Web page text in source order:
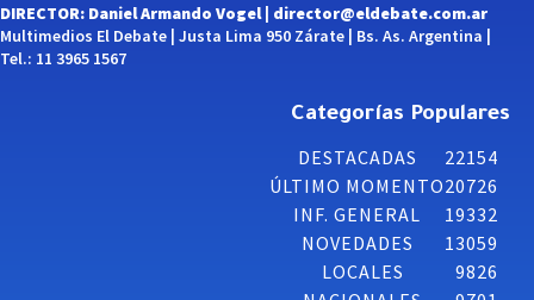
DIRECTOR: Daniel Armando Vogel | director@eldebate.com.ar
Multimedios El Debate | Justa Lima 950 Zárate | Bs. As. Argentina |
Tel.: 11 3965 1567
Categorías Populares
DESTACADAS
22154
ÚLTIMO MOMENTO20726
INF. GENERAL
19332
NOVEDADES
13059
LOCALES
9826